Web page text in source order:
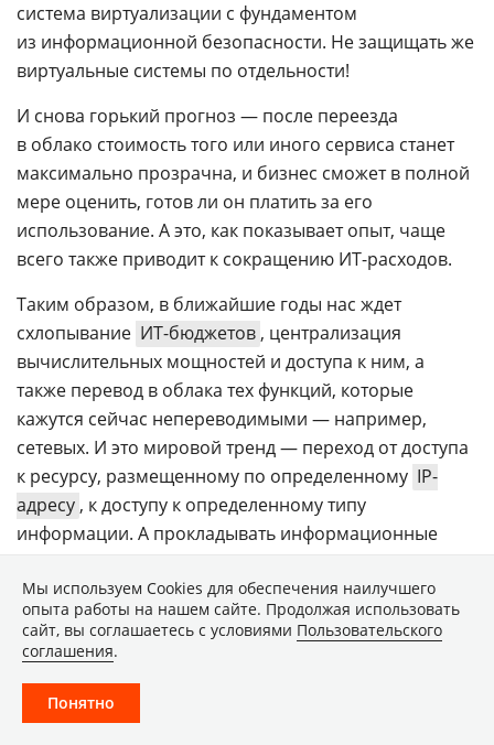
система виртуализации с фундаментом
из информационной безопасности. Не защищать же
виртуальные системы по отдельности!
И снова горький прогноз — после переезда
в облако стоимость того или иного сервиса станет
максимально прозрачна, и бизнес сможет в полной
мере оценить, готов ли он платить за его
использование. А это, как показывает опыт, чаще
всего также приводит к сокращению ИТ-расходов.
Таким образом, в ближайшие годы нас ждет
схлопывание ИТ-бюджетов, централизация
вычислительных мощностей и доступа к ним, а
также перевод в облака тех функций, которые
кажутся сейчас непереводимыми — например,
сетевых. И это мировой тренд — переход от доступа
к ресурсу, размещенному по определенному IP-
адресу, к доступу к определенному типу
информации. А прокладывать информационные
программные сети, чем физические коммутаторы.
ПОДЕЛИТЬСЯ
Мы используем Сookies для обеспечения наилучшего
опыта работы на нашем сайте. Продолжая использовать
сайт, вы соглашаетесь с условиями Пользовательского
соглашения.
Понятно